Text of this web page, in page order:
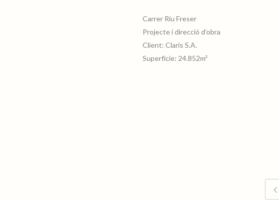
Carrer Riu Freser
Projecte i direcció d’obra
Client: Claris S.A.
Superfície: 24.852m²